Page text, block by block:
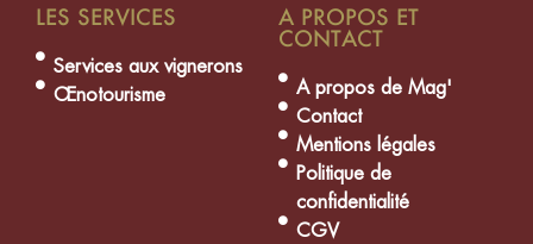
LES SERVICES
Services aux vignerons
Œnotourisme
A PROPOS ET
CONTACT
A propos de Mag'
Contact
Mentions légales
Politique de
confidentialité
CGV